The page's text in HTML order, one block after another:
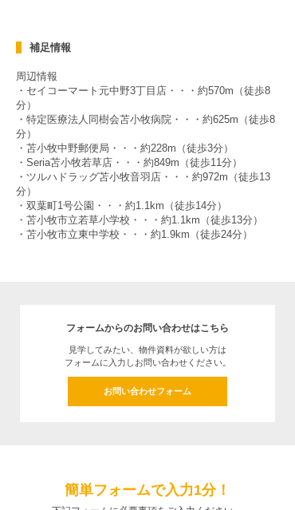
補足情報
周辺情報
・セイコーマート元中野3丁目店・・・約570m（徒歩8
分）
・特定医療法人同樹会苫小牧病院・・・約625m（徒歩8
分）
・苫小牧中野郵便局・・・約228m（徒歩3分）
・Seria苫小牧若草店・・・約849m（徒歩11分）
・ツルハドラッグ苫小牧音羽店・・・約972m（徒歩13
分）
・双葉町1号公園・・・約1.1km（徒歩14分）
・苫小牧市立若草小学校・・・約1.1km（徒歩13分）
・苫小牧市立東中学校・・・約1.9km（徒歩24分）
フォームからのお問い合わせはこちら
見学してみたい、物件資料が欲しい方は
フォームに入力しお問い合わせください。
お問い合わせフォーム
簡単フォームで入力1分！